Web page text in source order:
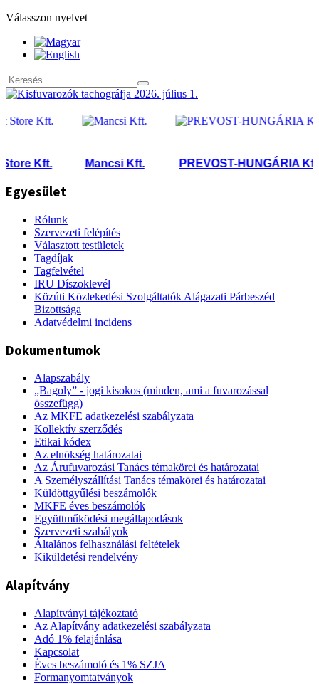
Válasszon nyelvet
Kft. Mancsi Kft. PREVOST-HUNGÁRIA Kft.
Egyesület
Rólunk
Szervezeti felépítés
Választott testületek
Tagdíjak
Tagfelvétel
IRU Díszoklevél
Közúti Közlekedési Szolgáltatók Alágazati Párbeszéd
Bizottsága
Adatvédelmi incidens
Dokumentumok
Alapszabály
„Bagoly” - jogi kisokos (minden, ami a fuvarozással
összefügg)
Az MKFE adatkezelési szabályzata
Kollektív szerződés
Etikai kódex
Az elnökség határozatai
Az Árufuvarozási Tanács témakörei és határozatai
A Személyszállítási Tanács témakörei és határozatai
Küldöttgyűlési beszámolók
MKFE éves beszámolók
Együttműködési megállapodások
Szervezeti szabályok
Általános felhasználási feltételek
Kiküldetési rendelvény
Alapítvány
Alapítványi tájékoztató
Az Alapítvány adatkezelési szabályzata
Adó 1% felajánlása
Kapcsolat
Éves beszámoló és 1% SZJA
Formanyomtatványok